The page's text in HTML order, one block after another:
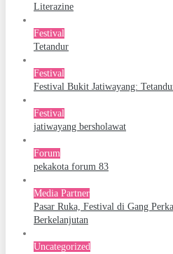
Literazine
Festival
Tetandur
Festival
Festival Bukit Jatiwayang:
Festival
jatiwayang bersholawat
Forum
pekakota forum 83
Media Partner
Pasar Ruka, Festival di Gang
Berkelanjutan
Uncategorized